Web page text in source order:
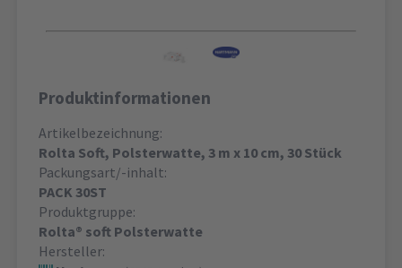
Produktinformationen
Artikelbezeichnung:
Rolta Soft, Polsterwatte, 3 m x 10 cm, 30 Stück
Packungsart/-inhalt:
PACK 30ST
Produktgruppe:
Rolta® soft Polsterwatte
Hersteller: